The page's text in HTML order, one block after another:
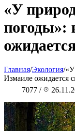
«У
погоды»:
Главная/Экология/«У
Измаиле ожидается
7077 /